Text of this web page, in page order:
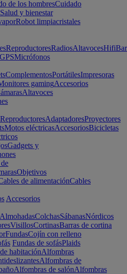
de los hombresCuidado
Salud y bienestar
Robot limpiacristales
ReproductoresRadiosAltavocesHifi
Micrófonos
ComplementosPortátilesImpresoras
gamingAccesorios
Altavoces
ReproductoresAdaptadoresProyectores
Motos eléctricasAccesoriosBicicletas
Gadgets y
Objetivos
de alimentaciónCables
Accesorios
AlmohadasColchasSábanasNórdicos
VisillosCortinasBarras de cortina
FundasCojín con relleno
Fundas de sofásPlaids
habitaciónAlfombras
Alfombras de
Alfombras de salónAlfombras